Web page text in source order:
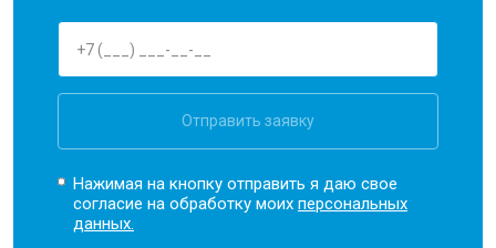
Отправить заявку
Нажимая на кнопку отправить я даю свое
согласие на обработку моихперсональных
данных.